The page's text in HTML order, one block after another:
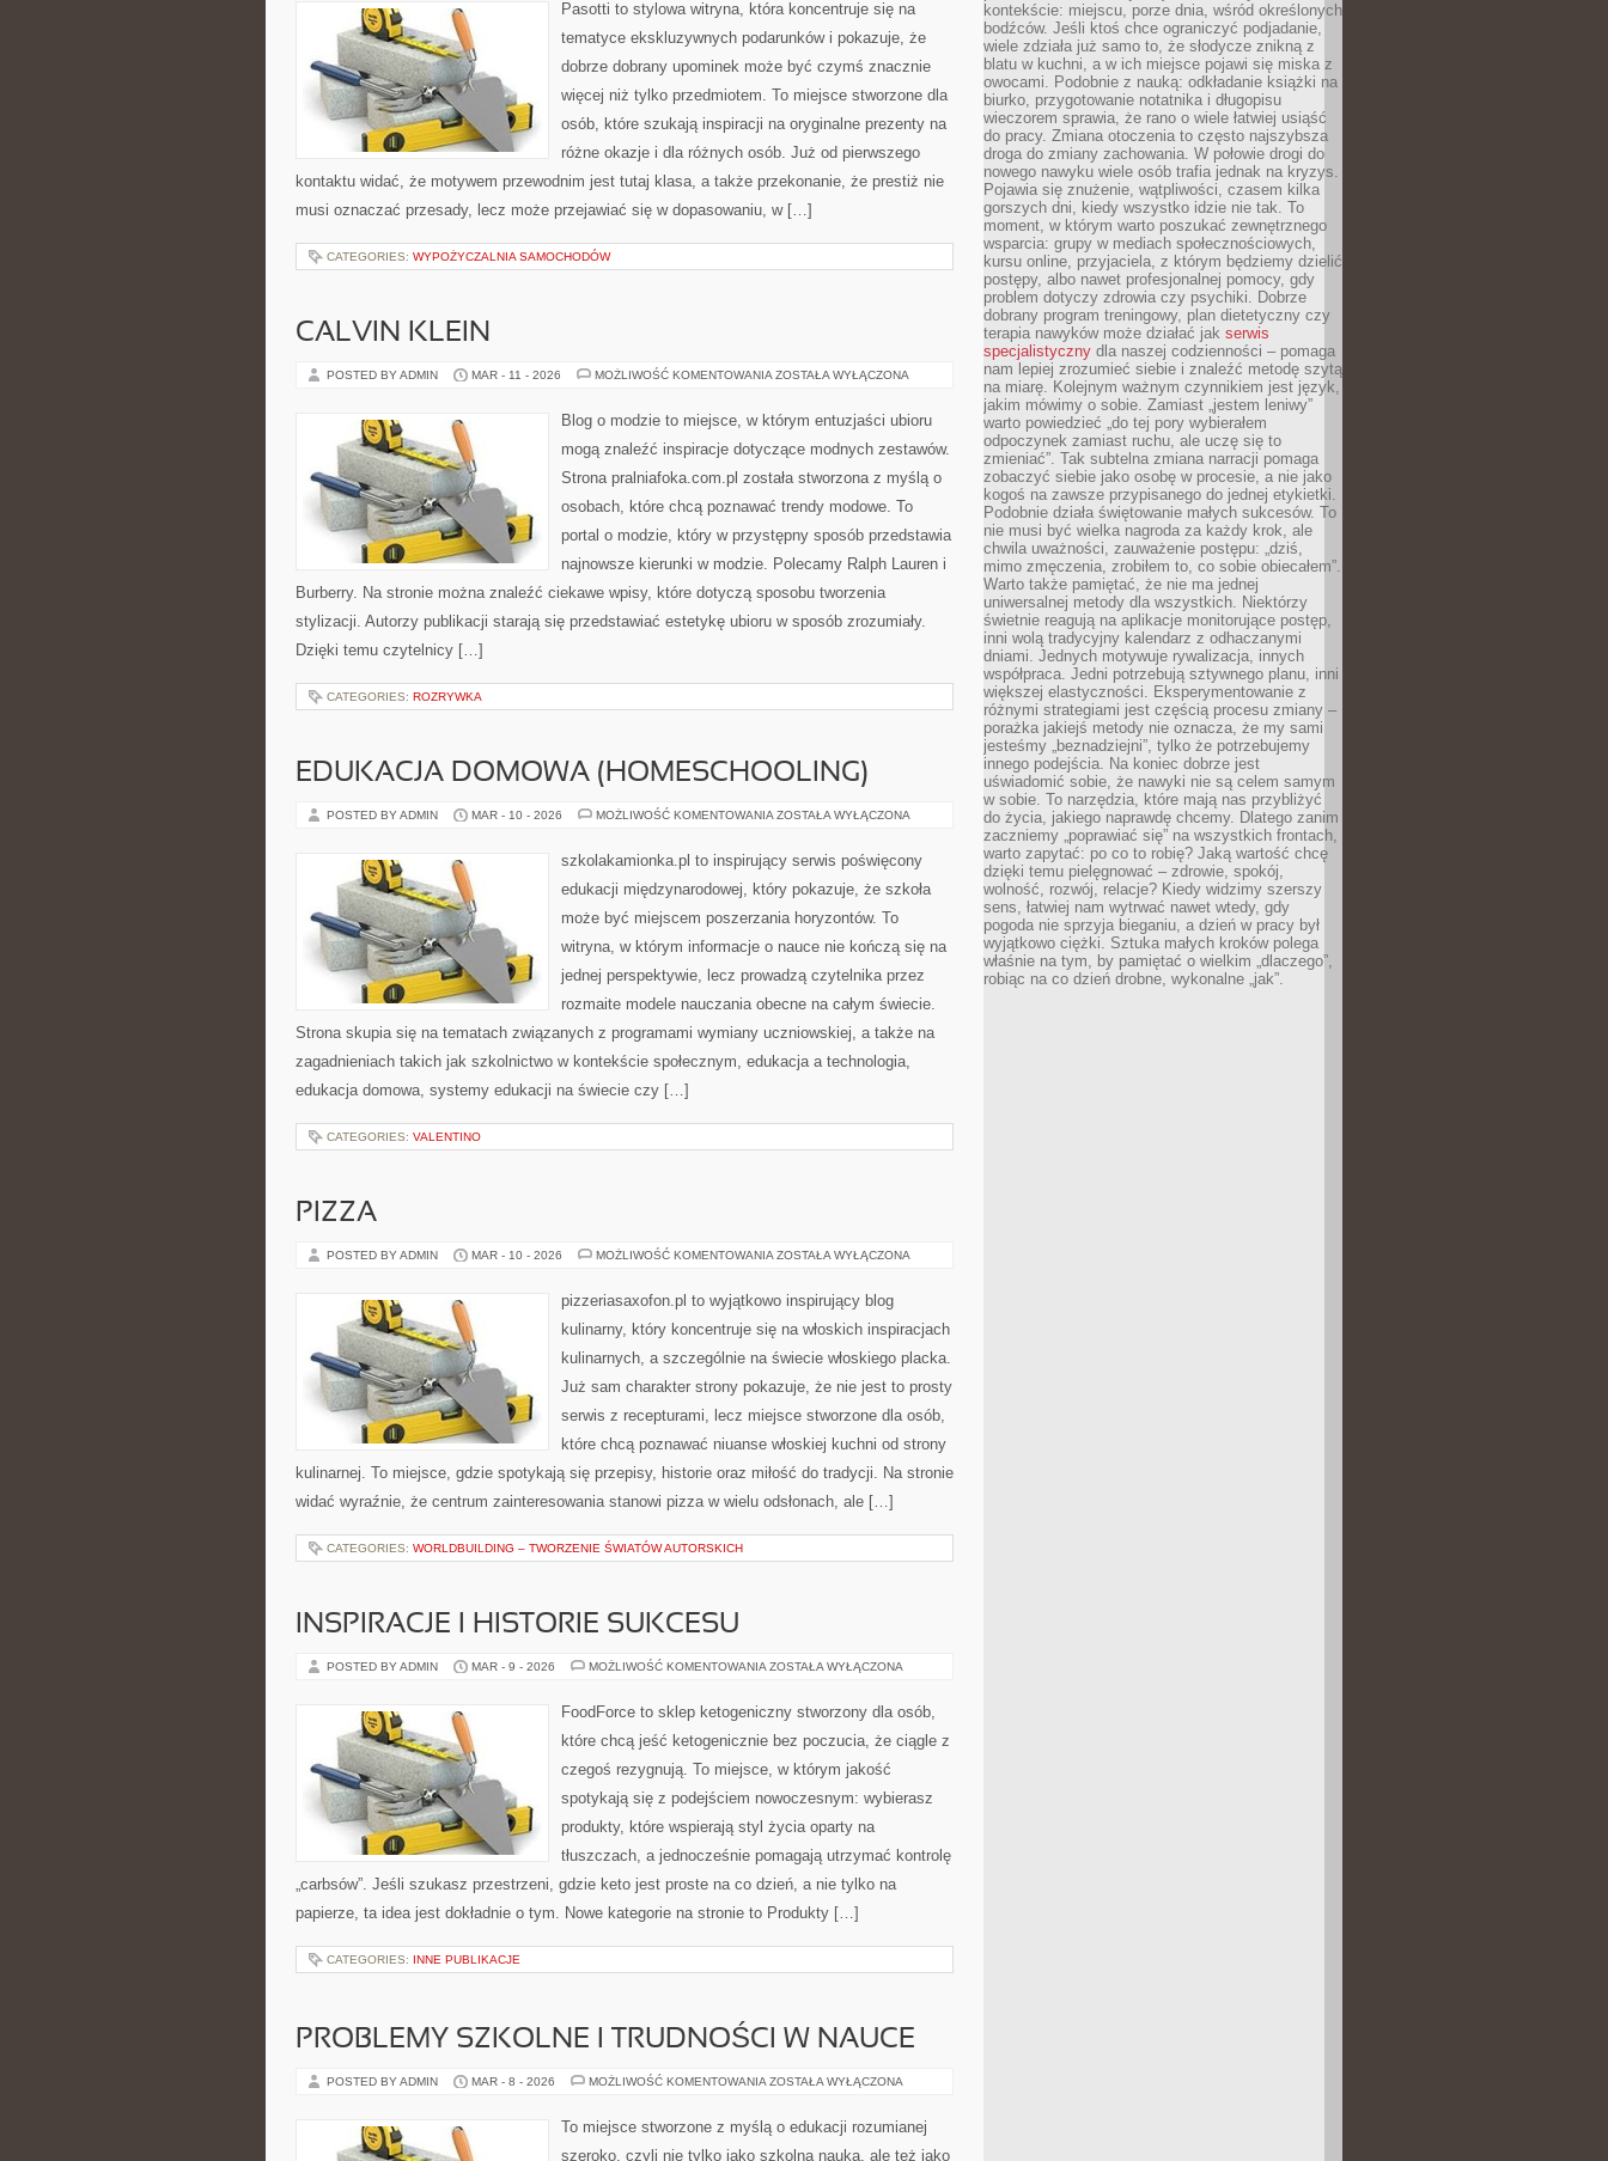
Pasotti to stylowa witryna, która koncentruje się na
tematyce ekskluzywnych podarunków i pokazuje, że
dobrze dobrany upominek może być czymś znacznie
więcej niż tylko przedmiotem. To miejsce stworzone dla
osób, które szukają inspiracji na oryginalne prezenty na
różne okazje i dla różnych osób. Już od pierwszego
kontaktu widać, że motywem przewodnim jest tutaj klasa, a także przekonanie, że prestiż nie
musi oznaczać przesady, lecz może przejawiać się w dopasowaniu, w […]
CATEGORIES: WYPOŻYCZALNIA SAMOCHODÓW
CALVIN KLEIN
POSTED BY ADMIN MAR - 11 - 2026 MOŻLIWOŚĆ KOMENTOWANIA CALVIN
ZOSTAŁA WYŁĄCZONA
Blog o modzie to miejsce, w którym entuzjaści ubioru
mogą znaleźć inspiracje dotyczące modnych zestawów.
Strona pralniafoka.com.pl została stworzona z myślą o
osobach, które chcą poznawać trendy modowe. To
portal o modzie, który w przystępny sposób przedstawia
najnowsze kierunki w modzie. Polecamy Ralph Lauren i
Burberry. Na stronie można znaleźć ciekawe wpisy, które dotyczą sposobu tworzenia
stylizacji. Autorzy publikacji starają się przedstawiać estetykę ubioru w sposób zrozumiały.
Dzięki temu czytelnicy […]
CATEGORIES: ROZRYWKA
EDUKACJA DOMOWA (HOMESCHOOLING)
POSTED BY ADMIN MAR - 10 - 2026 MOŻLIWOŚĆ KOMENTOWANIA EDUKACJA
ZOSTAŁA WYŁĄCZONA
szkolakamionka.pl to inspirujący serwis poświęcony
edukacji międzynarodowej, który pokazuje, że szkoła
może być miejscem poszerzania horyzontów. To
witryna, w którym informacje o nauce nie kończą się na
jednej perspektywie, lecz prowadzą czytelnika przez
rozmaite modele nauczania obecne na całym świecie.
Strona skupia się na tematach związanych z programami wymiany uczniowskiej, a także na
zagadnieniach takich jak szkolnictwo w kontekście społecznym, edukacja a technologia,
edukacja domowa, systemy edukacji na świecie czy […]
CATEGORIES: VALENTINO
PIZZA
POSTED BY ADMIN MAR - 10 - 2026 MOŻLIWOŚĆ KOMENTOWANIA PIZZA
ZOSTAŁA WYŁĄCZONA
pizzeriasaxofon.pl to wyjątkowo inspirujący blog
kulinarny, który koncentruje się na włoskich inspiracjach
kulinarnych, a szczególnie na świecie włoskiego placka.
Już sam charakter strony pokazuje, że nie jest to prosty
serwis z recepturami, lecz miejsce stworzone dla osób,
które chcą poznawać niuanse włoskiej kuchni od strony
kulinarnej. To miejsce, gdzie spotykają się przepisy, historie oraz miłość do tradycji. Na stronie
widać wyraźnie, że centrum zainteresowania stanowi pizza w wielu odsłonach, ale […]
CATEGORIES: WORLDBUILDING – TWORZENIE ŚWIATÓW AUTORSKICH
INSPIRACJE I HISTORIE SUKCESU
POSTED BY ADMIN MAR - 9 - 2026 MOŻLIWOŚĆ KOMENTOWANIA INSPIRACJE
SUKCESU
ZOSTAŁA WYŁĄCZONA
FoodForce to sklep ketogeniczny stworzony dla osób,
które chcą jeść ketogenicznie bez poczucia, że ciągle z
czegoś rezygnują. To miejsce, w którym jakość
spotykają się z podejściem nowoczesnym: wybierasz
produkty, które wspierają styl życia oparty na
tłuszczach, a jednocześnie pomagają utrzymać kontrolę
„carbsów”. Jeśli szukasz przestrzeni, gdzie keto jest proste na co dzień, a nie tylko na
papierze, ta idea jest dokładnie o tym. Nowe kategorie na stronie to Produkty […]
CATEGORIES: INNE PUBLIKACJE
PROBLEMY SZKOLNE I TRUDNOŚCI W NAUCE
POSTED BY ADMIN MAR - 8 - 2026 MOŻLIWOŚĆ KOMENTOWANIA PROBLEMY
TRUDNOŚCI
W
ZOSTAŁA WYŁĄCZONA
To miejsce stworzone z myślą o edukacji rozumianej
szeroko, czyli nie tylko jako szkolna nauka, ale też jako
kontekście: miejscu, porze dnia, wśród określonych
bodźców. Jeśli ktoś chce ograniczyć podjadanie,
wiele zdziała już samo to, że słodycze znikną z
blatu w kuchni, a w ich miejsce pojawi się miska z
owocami. Podobnie z nauką: odkładanie książki na
biurko, przygotowanie notatnika i długopisu
wieczorem sprawia, że rano o wiele łatwiej usiąść
do pracy. Zmiana otoczenia to często najszybsza
droga do zmiany zachowania. W połowie drogi do
nowego nawyku wiele osób trafia jednak na kryzys.
Pojawia się znużenie, wątpliwości, czasem kilka
gorszych dni, kiedy wszystko idzie nie tak. To
moment, w którym warto poszukać zewnętrznego
wsparcia: grupy w mediach społecznościowych,
kursu online, przyjaciela, z którym będziemy dzielić
postępy, albo nawet profesjonalnej pomocy, gdy
problem dotyczy zdrowia czy psychiki. Dobrze
dobrany program treningowy, plan dietetyczny czy
terapia nawyków może działać jak serwis
specjalistyczny dla naszej codzienności – pomaga
nam lepiej zrozumieć siebie i znaleźć metodę szytą
na miarę. Kolejnym ważnym czynnikiem jest język,
jakim mówimy o sobie. Zamiast „jestem leniwy”
warto powiedzieć „do tej pory wybierałem
odpoczynek zamiast ruchu, ale uczę się to
zmieniać”. Tak subtelna zmiana narracji pomaga
zobaczyć siebie jako osobę w procesie, a nie jako
kogoś na zawsze przypisanego do jednej etykietki.
Podobnie działa świętowanie małych sukcesów. To
nie musi być wielka nagroda za każdy krok, ale
chwila uważności, zauważenie postępu: „dziś,
mimo zmęczenia, zrobiłem to, co sobie obiecałem”.
Warto także pamiętać, że nie ma jednej
uniwersalnej metody dla wszystkich. Niektórzy
świetnie reagują na aplikacje monitorujące postęp,
inni wolą tradycyjny kalendarz z odhaczanymi
dniami. Jednych motywuje rywalizacja, innych
współpraca. Jedni potrzebują sztywnego planu, inni
większej elastyczności. Eksperymentowanie z
różnymi strategiami jest częścią procesu zmiany –
porażka jakiejś metody nie oznacza, że my sami
jesteśmy „beznadziejni”, tylko że potrzebujemy
innego podejścia. Na koniec dobrze jest
uświadomić sobie, że nawyki nie są celem samym
w sobie. To narzędzia, które mają nas przybliżyć
do życia, jakiego naprawdę chcemy. Dlatego zanim
zaczniemy „poprawiać się” na wszystkich frontach,
warto zapytać: po co to robię? Jaką wartość chcę
dzięki temu pielęgnować – zdrowie, spokój,
wolność, rozwój, relacje? Kiedy widzimy szerszy
sens, łatwiej nam wytrwać nawet wtedy, gdy
pogoda nie sprzyja bieganiu, a dzień w pracy był
wyjątkowo ciężki. Sztuka małych kroków polega
właśnie na tym, by pamiętać o wielkim „dlaczego”,
robiąc na co dzień drobne, wykonalne „jak”.